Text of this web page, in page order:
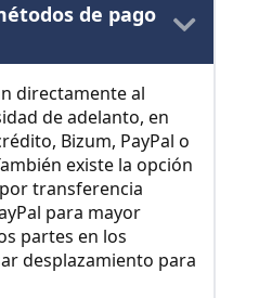
de pago
directamente al
de adelanto, en
Bizum, PayPal o
existe la opción
transferencia
para mayor
partes en los
desplazamiento para